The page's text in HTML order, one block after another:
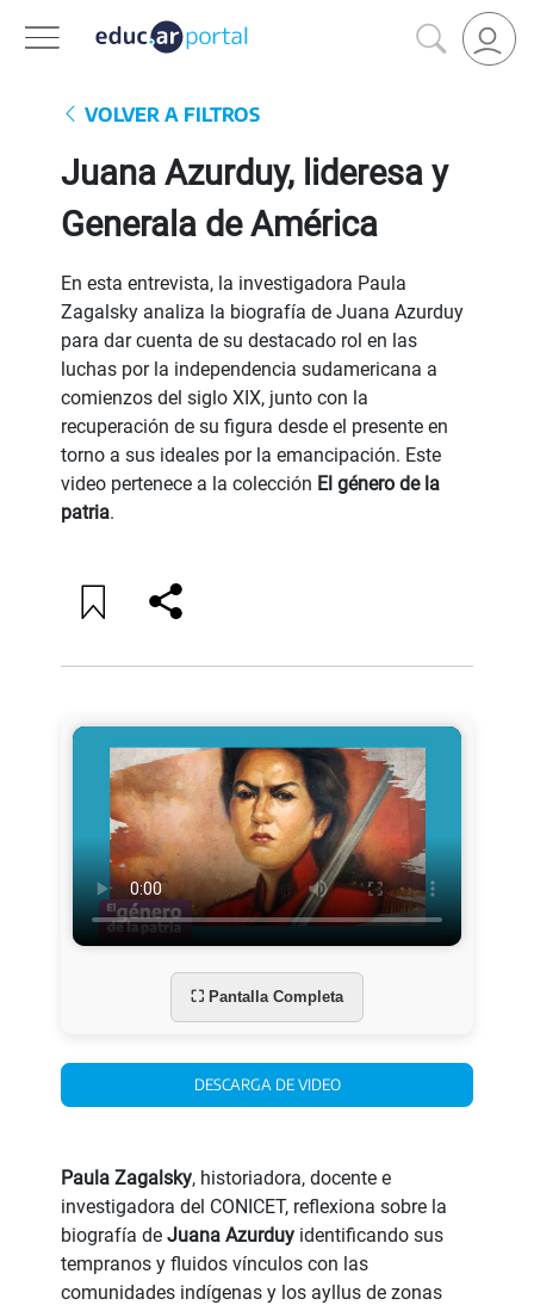
VOLVER A FILTROS
Juana Azurduy, lideresa y
Generala de América
En esta entrevista, la investigadora Paula
Zagalsky analiza la biografía de Juana Azurduy
para dar cuenta de su destacado rol en las
luchas por la independencia sudamericana a
comienzos del siglo XIX, junto con la
recuperación de su figura desde el presente en
torno a sus ideales por la emancipación. Este
video pertenece a la colección El género de la
patria.
⛶ Pantalla Completa
DESCARGA DE VIDEO
Paula Zagalsky, historiadora, docente e
investigadora del CONICET, reflexiona sobre la
biografía de Juana Azurduyidentificando sus
tempranos y fluidos vínculos con las
comunidades indígenas y los ayllus de zonas